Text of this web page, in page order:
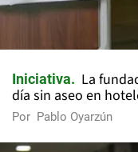
Iniciativa
La
día sin aseo en
Por Pablo Oyarzún